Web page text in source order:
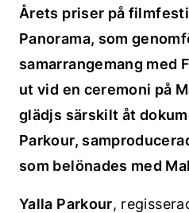
Årets priser på
Panorama, som
samarrangemang med
ut vid en ceremoni på
glädjs särskilt åt
Parkour,
som belönades med
Yalla Parkour,